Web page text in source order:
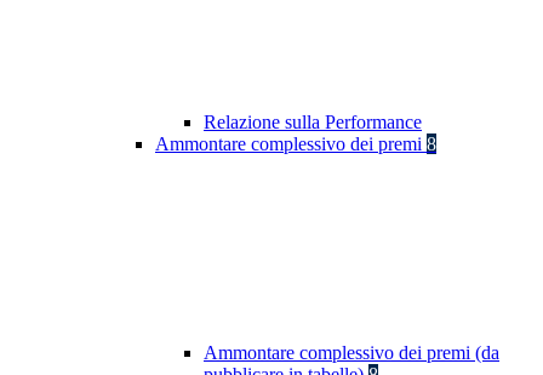
Relazione sulla Performance
Ammontare complessivo dei premi 8
Ammontare complessivo dei premi (da